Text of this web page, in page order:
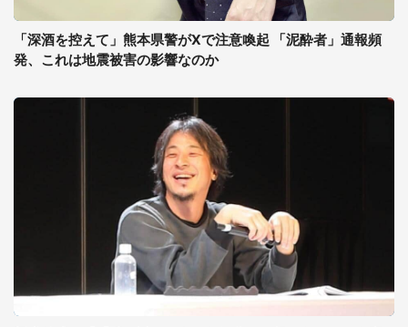
「深酒を控えて」熊本県警がXで注意喚起 「泥酔者」通報頻
発、これは地震被害の影響なのか